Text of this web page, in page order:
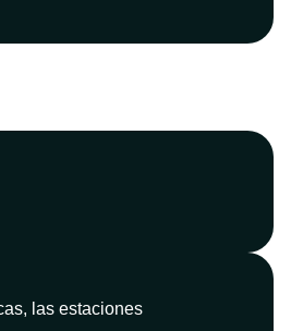
las estaciones